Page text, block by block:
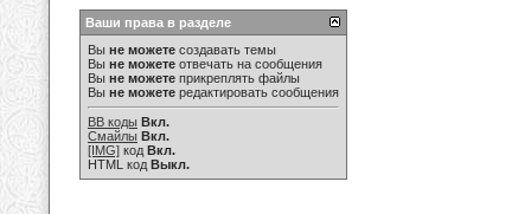
Ваши права в разделе
Вы не можете создавать темы
Вы не можете отвечать на сообщения
Вы не можете прикреплять файлы
Вы не можете редактировать сообщения
BB коды Вкл.
Смайлы Вкл.
[IMG] код Вкл.
HTML код Выкл.